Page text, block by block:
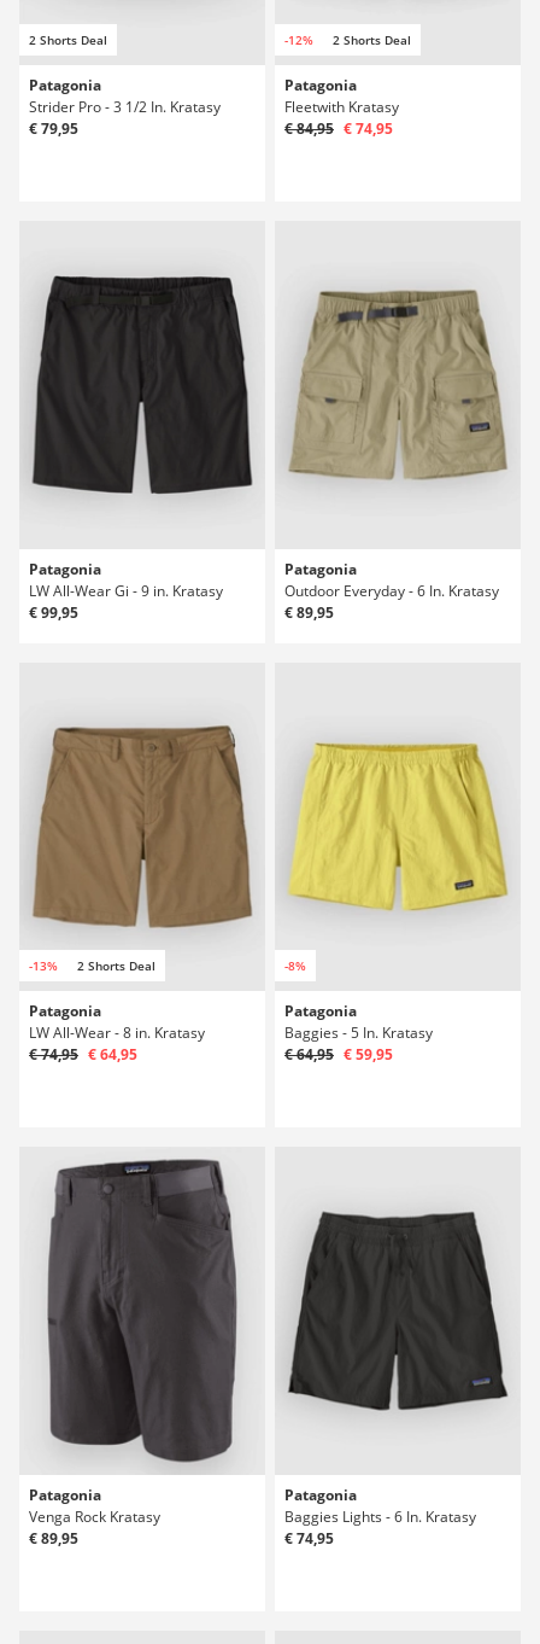
2 Shorts Deal
Patagonia
Strider Pro - 3 1/2 In. Kratasy
€ 79,95
-12% 2 Shorts Deal
Patagonia
Fleetwith Kratasy
€ 84,95 € 74,95
Patagonia
LW All-Wear Gi - 9 in. Kratasy
€ 99,95
Patagonia
Outdoor Everyday - 6 In. Kratasy
€ 89,95
-13% 2 Shorts Deal
Patagonia
LW All-Wear - 8 in. Kratasy
€ 74,95 € 64,95
-8%
Patagonia
Baggies - 5 In. Kratasy
€ 64,95 € 59,95
Patagonia
Venga Rock Kratasy
€ 89,95
Patagonia
Baggies Lights - 6 In. Kratasy
€ 74,95